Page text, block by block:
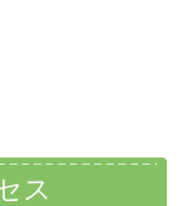
ス